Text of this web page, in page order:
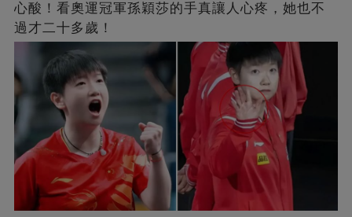
心酸！看奧運冠軍孫穎莎的手真讓人心疼，她也不
過才二十多歲！